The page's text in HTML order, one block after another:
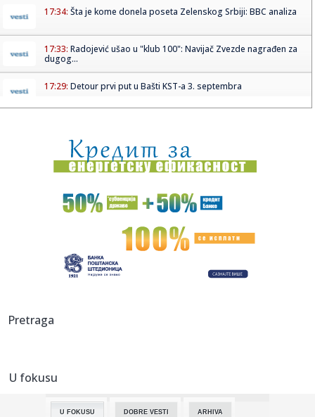
17:34: Šta je kome donela poseta Zelenskog Srbiji: BBC analiza
17:33: Radojević ušao u "klub 100": Navijač Zvezde nagrađen za
dugog...
17:29: Detour prvi put u Bašti KST-a 3. septembra
17:27:Francuska ponovo strepi od vatrenog pakla! Upaljen crveni
alarm, ...
17:24:Nemačke pokrajine ukidaju zabranu vožnje kamiona
nedeljom zbog ...
Niš slavi Svetog Pantelejmona: Slava gradske opštine koja
17:23:Simeone stavio tačku na priču o Alvarezu! Prošli smo kroz
17:19:
Pretraga
U fokusu
U FOKUSU DOBRE VESTI ARHIVA